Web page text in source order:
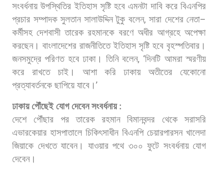
সংবর্ধনায় উপস্থিতির ইতিহাস সৃষ্টি হবে এমনটা দাবি করে বিএনপির
প্রচার সম্পাদক সুলতান সালাউদ্দিন টুকু বলেন, সারা দেশের নেতা–
কর্মীসহ দেশবাসী তারেক রহমানকে বরণে অধীর আগ্রহে অপেক্ষা
করছেন। বাংলাদেশের রাজনীতিতে ইতিহাস সৃষ্টি হবে বৃহস্পতিবার।
জনসমুদ্রে পরিণত হবে ঢাকা। তিনি বলেন, ‘দিনটি আমরা স্মরণীয়
করে
রাখতে চাই। আশা করি ঢাকায় অতীতের
যেকোনো
প্রত্যাবর্তনকে ছাপিয়ে যাবে।’
ঢাকায় পৌঁছেই যোগ দেবেন সংবর্ধনায়:
দেশে পৌঁছার পর তারেক রহমান বিমানবন্দর থেকে
সরাসরি
এভারকেয়ার হাসপাতালে চিকিৎসাধীন বিএনপি চেয়ারপারসন খালেদা
জিয়াকে দেখতে যাবেন। যাওয়ার পথে ৩০০ ফুটে সংবর্ধনায় যোগ
দেবেন।